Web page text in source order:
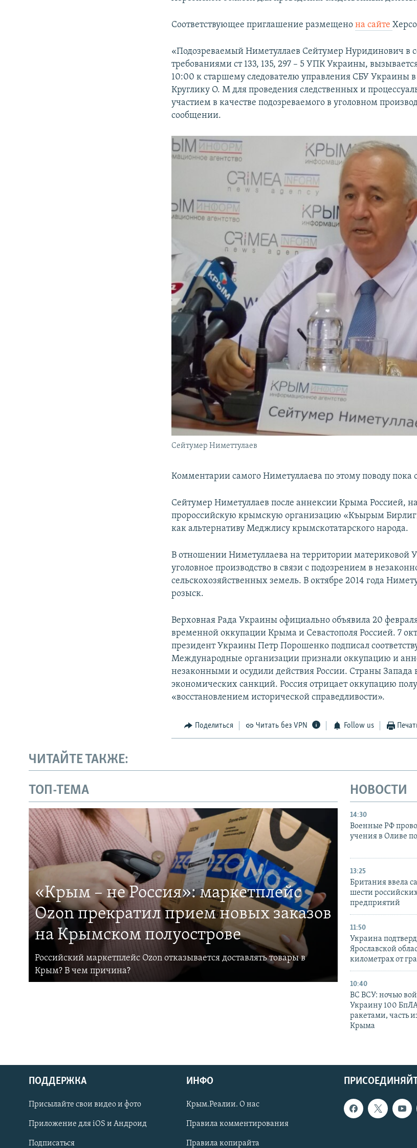
Українською
Qırımtatar
Соответствующее приглашение размещенона сайте
«Подозреваемый Ниметуллаев Сейтумер Нуридинович в
требованиями ст 133, 135, 297 – 5 УПК Украины,
10:00 к старшему следователю управления СБУ Украины в
Круглику О. М для проведения следственных и
участием в качестве подозреваемого в уголовном
сообщении.
Сейтумер Ниметтулаев
Комментарии самого Ниметуллаева по этому поводу пока
Сейтумер Ниметуллаев после аннексии Крыма Россией, на
пророссийскую крымскую организацию «Къырым
как альтернативу Меджлису крымскотатарского народа.
В отношении Ниметуллаева на территории материковой
уголовное производство в связи с подозрением в
сельскохозяйственных земель. В октябре 2014 года
розыск.
Верховная Рада Украины официально объявила 20
временной оккупации Крыма и Севастополя Россией. 7
президент Украины Петр Порошенко подписал
Международные организации признали оккупацию и
незаконными и осудили действия России. Страны Запада
экономических санкций. Россия отрицает оккупацию
«восстановлением исторической справедливости».
Поделиться Читать без VPN Follow us
ЧИТАЙТЕ ТАКЖЕ:
ТОП-ТЕМА
«Крым – не Россия»: маркетплейс
Ozon прекратил прием новых заказов
на Крымском полуострове
Российский маркетплейс Ozon отказывается доставлять товары в
Крым? В чем причина?
НОВОСТИ
14:30
Военные РФ
учения в Оливе
13:25
Британия ввела
шести
предприятий
11:50
Украина
Ярославской
километрах от
10:40
ВС ВСУ: ночью
Украину 100
ракетами, часть
Крыма
ПОДДЕРЖКА
Присылайте свои видео и фото
Приложение для iOS и Андроид
Подписаться
ИНФО
Крым.Реалии. О нас
Правила комментирования
Правила копирайта